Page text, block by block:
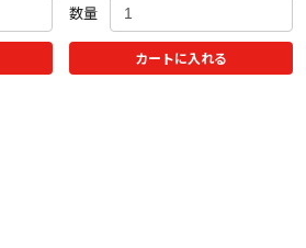
数量
カートに入れる